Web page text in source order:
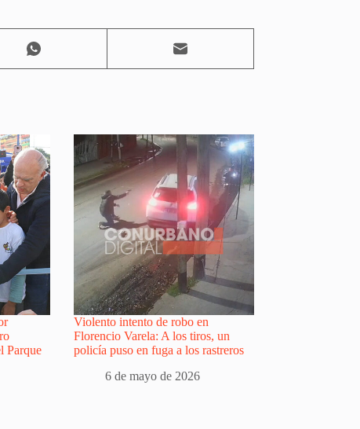
Parque
Violento intento de robo en
Florencio Varela: A los tiros, un
policía puso en fuga a los rastreros
6 de mayo de 2026